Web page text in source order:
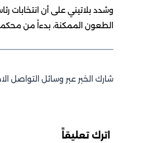
وشدد بلاتيني على أن انتخابات
الطعون الممكنة، بدءاً من
شارك الخبر عبر وسائل التواصل
اترك تعليقاً